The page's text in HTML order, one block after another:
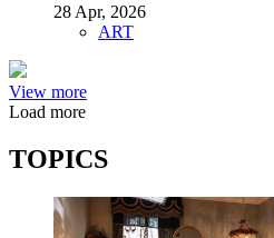
28 Apr, 2026
ART
View more
Load more
TOPICS